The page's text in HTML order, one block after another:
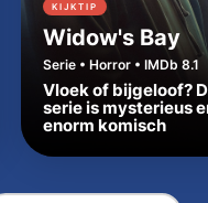
KIJKTIP
Widow's Bay
Serie • Horror • IMDb 8.1
Vloek of bijgeloof?
serie is mysterieus
enorm komisch